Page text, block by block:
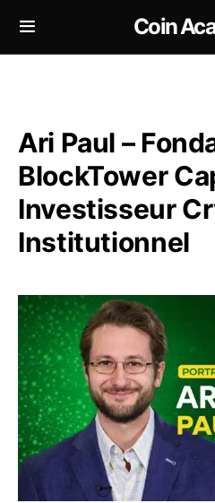
Coin
Ari Paul –
BlockTower
Investisseur
Institutionnel